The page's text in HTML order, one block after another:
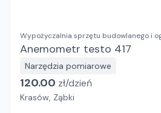
Wypożyczalnia sprzętu budowlanego i
Kosieradzka
Anemometr testo 417
Narzędzia pomiarowe
120.00 zł/dzień
Krasów, Ząbki